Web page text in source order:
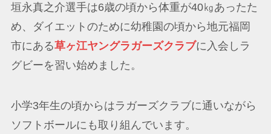
垣永真之介選手は6歳の頃から体重が40㎏あったた
め、ダイエットのために幼稚園の頃から地元福岡
市にある草ヶ江ヤングラガーズクラブに入会しラ
グビーを習い始めました。
小学3年生の頃からはラガーズクラブに通いながら
ソフトボールにも取り組んでいます。